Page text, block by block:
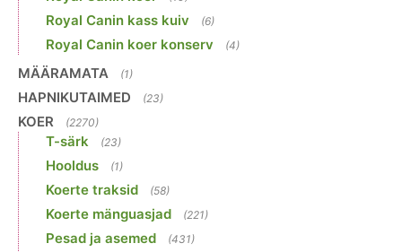
Royal Canin kass kuiv (6)
Royal Canin koer konserv (4)
MÄÄRAMATA (1)
HAPNIKUTAIMED (23)
KOER (2270)
T-särk (23)
Hooldus (1)
Koerte traksid (58)
Koerte mänguasjad (221)
Pesad ja asemed (431)